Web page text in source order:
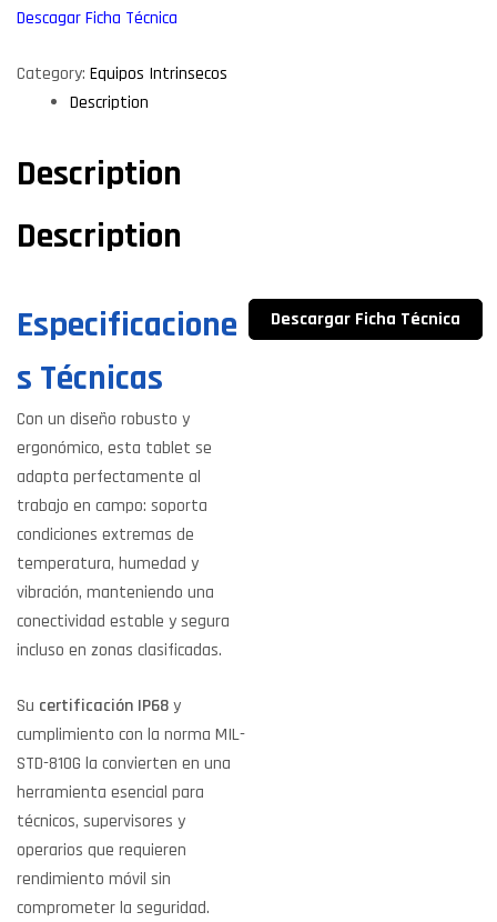
Descagar Ficha Técnica
Category: Equipos Intrinsecos
Description
Description
Description
Especificacione
S Técnicas
Con un diseño robusto y
ergonómico, esta tablet se
adapta perfectamente al
trabajo en campo: soporta
condiciones extremas de
temperatura, humedad y
vibración, manteniendo una
conectividad estable y segura
incluso en zonas clasificadas.
Su certificación IP68y
cumplimiento con la norma MIL-
STD-810G la convierten en una
herramienta esencial para
técnicos, supervisores y
operarios que requieren
rendimiento móvil sin
comprometer la seguridad.
Descargar Ficha Técnica